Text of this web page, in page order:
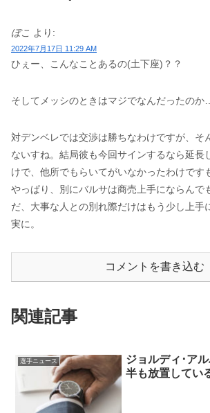
ぼこ より:
2022年7月17日 11:29 AM
ひぇー、こんなことあるの(土下座)？？
そしてメッシのときはマジでなんだったのか
対デンベレでは交渉は勝ちなわけですが、そ
ないすね。結局彼も今回サインするなら延長
けで、他所でもらいてがいなかったわけです
やっぱり、別にバルサは商売上手にならんで
だ、大事な人との別れ際だけはもう少し上手
実に。
コメントを書き込む
関連記事
選手ニュース
ジョルディ･ア
半も放置してい